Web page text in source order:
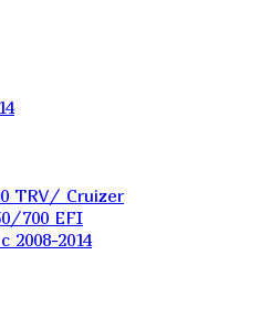
TRV/ Cruizer
700 EFI
2008-2014